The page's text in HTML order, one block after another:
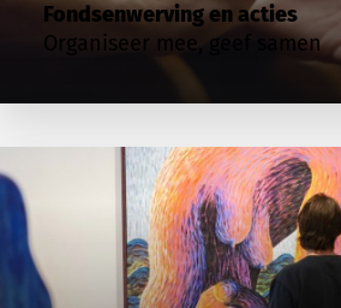
Fondsenwerving en acties
Organiseer mee, geef samen